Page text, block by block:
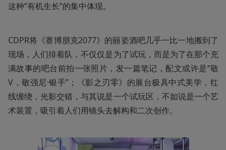
这种“有机生长”的集中体现。
CDPR将《赛博朋克2077》的丽姿酒吧几乎一比一地搬到了
现场，人们排着队，不仅仅是为了试玩，而是为了在那个充
满故事的吧台前拍一张照片，发一篇笔记，配文或许是“敬
V，敬强尼·银手”；《影之刃零》的展台极具中式美学，红
线缠绕，光影交错，与其说是一个试玩区，不如说是一个艺
术装置，吸引着人们用镜头去解构和二次创作。